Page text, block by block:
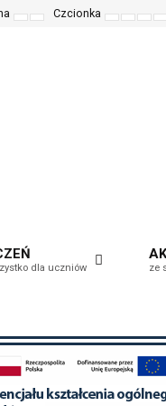
FixedWide
Czcionka
SetSetMake
dla uczniów ze